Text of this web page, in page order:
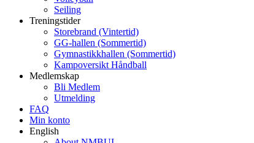
Seiling
Treningstider
Storebrand (Vintertid)
GG-hallen (Sommertid)
Gymnastikkhallen (Sommertid)
Kampoversikt Håndball
Medlemskap
Bli Medlem
Utmelding
FAQ
Min konto
English